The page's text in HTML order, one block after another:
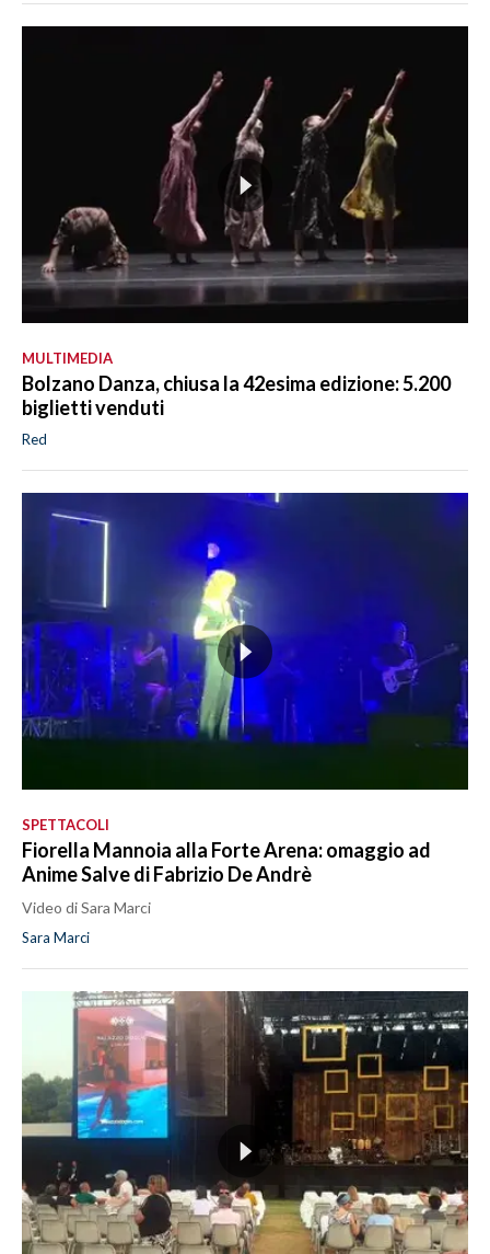
MULTIMEDIA
Bolzano Danza, chiusa la 42esima edizione: 5.200
biglietti venduti
Red
SPETTACOLI
Fiorella Mannoia alla Forte Arena: omaggio ad
Anime Salve di Fabrizio De Andrè
Video di Sara Marci
Sara Marci